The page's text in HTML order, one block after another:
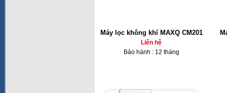
Máy lọc không khí MAXQ CM201
Liên hệ
Bảo hành : 12 tháng